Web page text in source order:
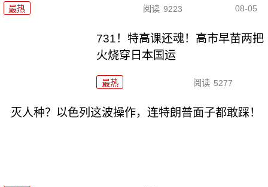
最热 阅读 9223 08-05
731！特高课还魂！高市早苗两把
火烧穿日本国运
最热 阅读 5277
灭人种？以色列这波操作，连特朗普面子都敢踩！